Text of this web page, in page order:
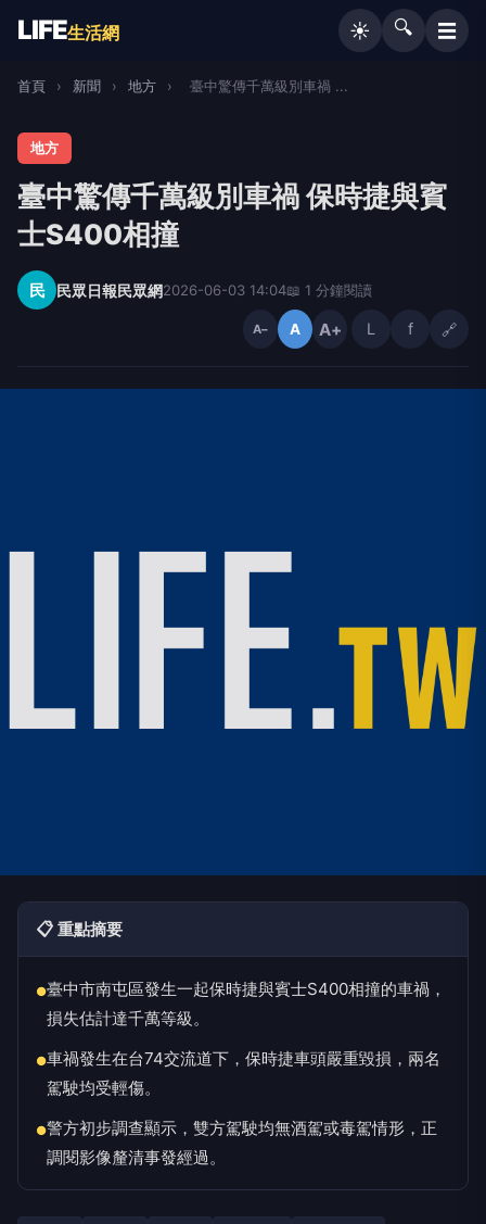
LIFE生活網 ☀️ 🔍 ☰
首頁 › 新聞 › 地方 › 臺中驚傳千萬級別車禍 ...
地方
臺中驚傳千萬級別車禍 保時捷與賓
士S400相撞
民 民眾日報民眾網2026-06-03 14:04📖 1 分鐘閱讀
A− A A+ L f 🔗
📋 重點摘要
●臺中市南屯區發生一起保時捷與賓士S400相撞的車禍，
損失估計達千萬等級。
●車禍發生在台74交流道下，保時捷車頭嚴重毀損，兩名
駕駛均受輕傷。
●警方初步調查顯示，雙方駕駛均無酒駕或毒駕情形，正
調閱影像釐清事發經過。